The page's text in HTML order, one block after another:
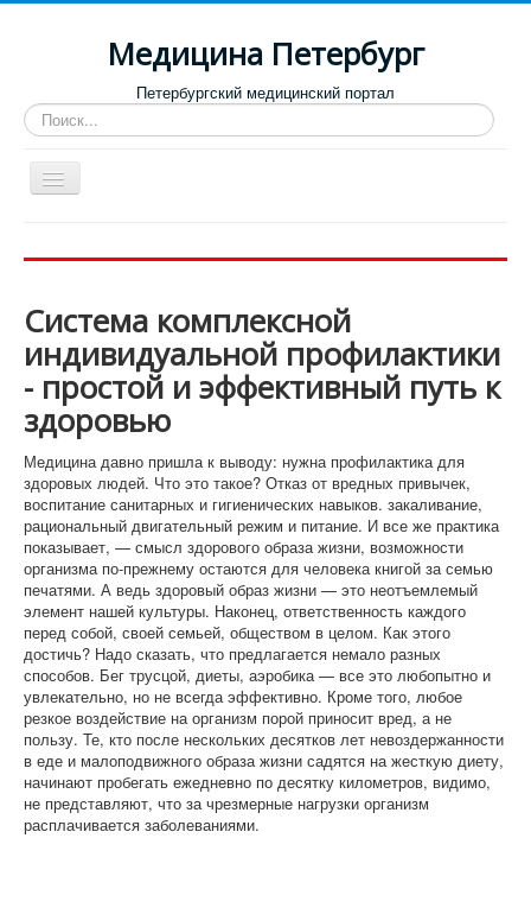
Медицина Петербург
Петербургский медицинский портал
Искать...
Toggle
Navigation
Роддома и женские консультации
Диспансеры
Лучшие клиники по направлениям
Отзывы о медицинских учреждениях
Система комплексной
индивидуальной профилактики
- простой и эффективный путь к
здоровью
Медицина давно пришла к выводу: нужна профилактика для
здоровых людей. Что это такое? Отказ от вредных привычек,
воспитание санитарных и гигиенических навыков. закаливание,
рациональный двигательный режим и питание. И все же практика
показывает, — смысл здорового образа жизни, возможности
организма по-прежнему остаются для человека книгой за семью
печатями. А ведь здоровый образ жизни — это неотъемлемый
элемент нашей культуры. Наконец, ответственность каждого
перед собой, своей семьей, обществом в целом. Как этого
достичь? Надо сказать, что предлагается немало разных
способов. Бег трусцой, диеты, аэробика — все это любопытно и
увлекательно, но не всегда эффективно. Кроме того, любое
резкое воздействие на организм порой приносит вред, а не
пользу. Те, кто после нескольких десятков лет невоздержанности
в еде и малоподвижного образа жизни садятся на жесткую диету,
начинают пробегать ежедневно по десятку километров, видимо,
не представляют, что за чрезмерные нагрузки организм
расплачивается заболеваниями.